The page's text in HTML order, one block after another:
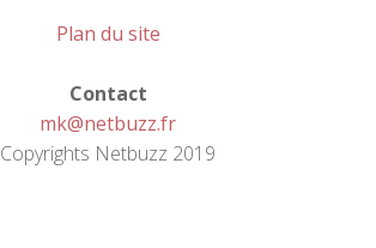
Plan du site
Contact
mk@netbuzz.fr
Copyrights Netbuzz 2019